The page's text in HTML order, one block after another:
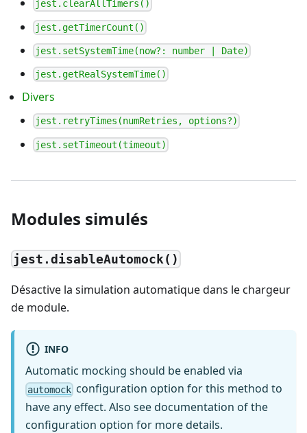
jest.clearAllTimers()
jest.getTimerCount()
jest.setSystemTime(now?: number | Date)
jest.getRealSystemTime()
Divers
jest.retryTimes(numRetries, options?)
jest.setTimeout(timeout)
Modules simulés
jest.disableAutomock()
Désactive la simulation automatique dans le chargeur
de module.
INFO
Automatic mocking should be enabled via
automock configuration option for this method to
have any effect. Also see documentation of the
configuration option for more details.